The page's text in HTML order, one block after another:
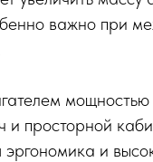
важно при
мощностью
и просторной
и